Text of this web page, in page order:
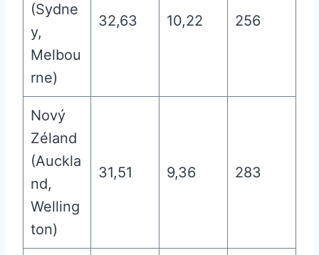
(Sydne
y,
Melbou
rne)
32,63 10,22 256
Nový
Zéland
(Auckla
nd,
Welling
ton)
31,51 9,36 283